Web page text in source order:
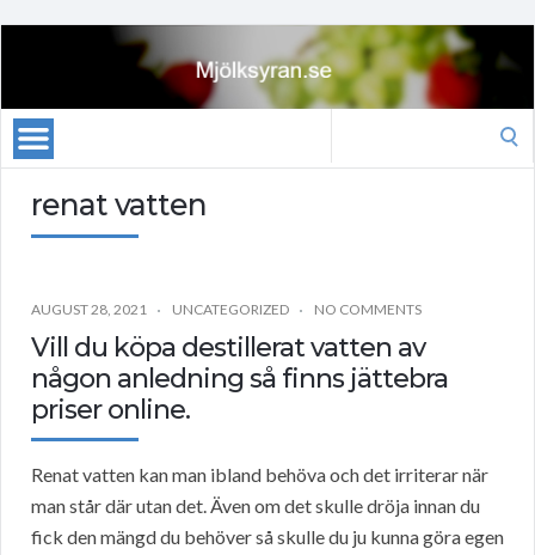
renat vatten
AUGUST 28, 2021 UNCATEGORIZED NO COMMENTS
Vill du köpa destillerat vatten av
någon anledning så finns jättebra
priser online.
Renat vatten kan man ibland behöva och det irriterar när
man står där utan det. Även om det skulle dröja innan du
fick den mängd du behöver så skulle du ju kunna göra egen